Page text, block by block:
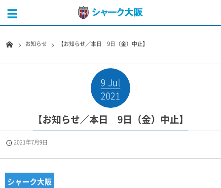
お知らせ 【お知らせ／本日 9日（金）中止】
9 Jul
2021
【お知らせ／本日 9日（金）中止】
2021年7月9日
シャーク大阪